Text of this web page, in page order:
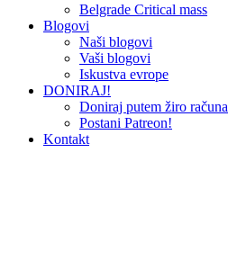
Belgrade Critical mass
Blogovi
Naši blogovi
Vaši blogovi
Iskustva evrope
DONIRAJ!
Doniraj putem žiro računa
Postani Patreon!
Kontakt